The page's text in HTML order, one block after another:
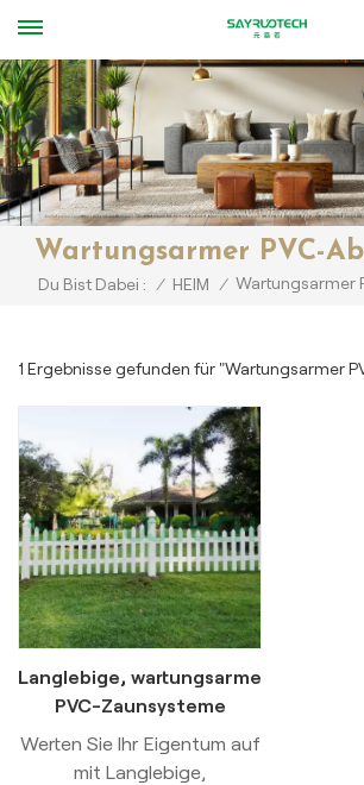
Wartungsarmer PVC-
Du Bist Dabei : / HEIM / Wartungsarmer
1 Ergebnisse gefunden für "Wartungsarmer
Langlebige, wartungsarme
PVC-Zaunsysteme
Werten Sie Ihr Eigentum auf
mit Langlebige,